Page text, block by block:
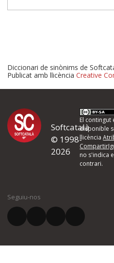
Proposeu-
d'errors
Si heu trobat un error o voleu
quina és la millora que
El vostre correu electrònic *
Diccionari de sinònims de
Publicat amb llicència Creative
Softcatalà
© 1998-
2026
El contingut
disponible
llicència
no s'indica
contrari.
Seguiu-nos